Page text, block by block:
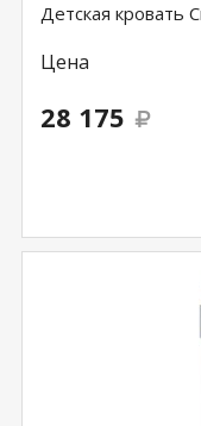
Детская кровать
Цена
28 175